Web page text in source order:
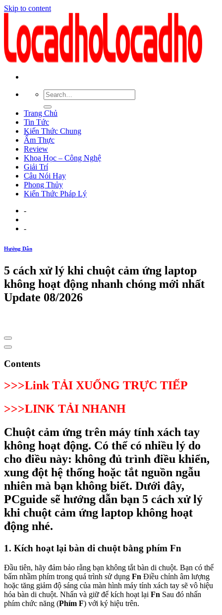
Skip to content
Trang Chủ
Tin Tức
Kiến Thức Chung
Ẩm Thực
Review
Khoa Học – Công Nghệ
Giải Trí
Câu Nói Hay
Phong Thủy
Kiến Thức Pháp Lý
-
-
Hướng Dẫn
5 cách xử lý khi chuột cảm ứng laptop
không hoạt động nhanh chóng mới nhất
Update 08/2026
Contents
>>>Link TẢI XUỐNG TRỰC TIẾP
>>>LINK TẢI NHANH
Chuột cảm ứng trên máy tính xách tay
không hoạt động. Có thể có nhiều lý do
cho điều này: không đủ trình điều khiển,
xung đột hệ thống hoặc tắt nguồn ngẫu
nhiên mà bạn không biết. Dưới đây,
PCguide sẽ hướng dẫn bạn 5 cách xử lý
khi chuột cảm ứng laptop không hoạt
động nhé.
1. Kích hoạt lại bàn di chuột bằng phím Fn
Đầu tiên, hãy đảm bảo rằng bạn không tắt bàn di chuột. Bạn có thể
bấm nhầm phím trong quá trình sử dụng Fn Điều chỉnh âm lượng
hoặc tăng giảm độ sáng của màn hình máy tính xách tay sẽ vô hiệu
hóa bàn di chuột. Nhấn và giữ để kích hoạt lại Fn Sau đó nhấn
phím chức năng (Phím F) với ký hiệu trên.